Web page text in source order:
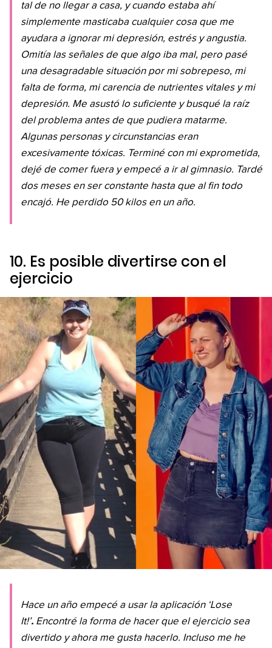
tal de no llegar a casa, y cuando estaba ahí
simplemente masticaba cualquier cosa que me
ayudara a ignorar mi depresión, estrés y angustia.
Omitía las señales de que algo iba mal, pero pasé
una desagradable situación por mi sobrepeso, mi
falta de forma, mi carencia de nutrientes vitales y mi
depresión. Me asustó lo suficiente y busqué la raíz
del problema antes de que pudiera matarme.
Algunas personas y circunstancias eran
excesivamente tóxicas. Terminé con mi exprometida,
dejé de comer fuera y empecé a ir al gimnasio. Tardé
dos meses en ser constante hasta que al fin todo
encajó. He perdido 50 kilos en un año.
10. Es posible divertirse con el
ejercicio
Hace un año empecé a usar la aplicación ‘Lose
It!’. Encontré la forma de hacer que el ejercicio sea
divertido y ahora me gusta hacerlo. Incluso me he